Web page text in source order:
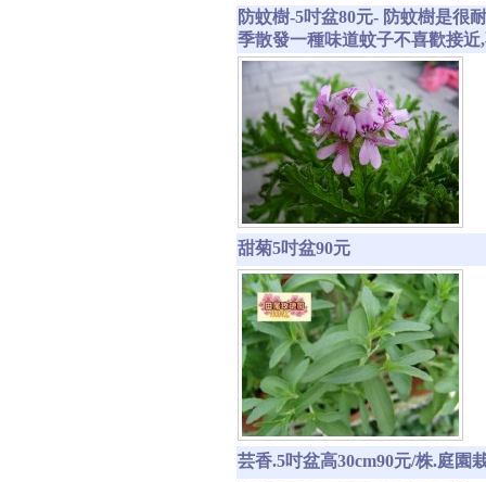
防蚊樹-5吋盆80元- 防蚊樹是很
季散發一種味道蚊子不喜歡接
甜菊5吋盆90元
芸香.5吋盆高30cm90元/株.庭園